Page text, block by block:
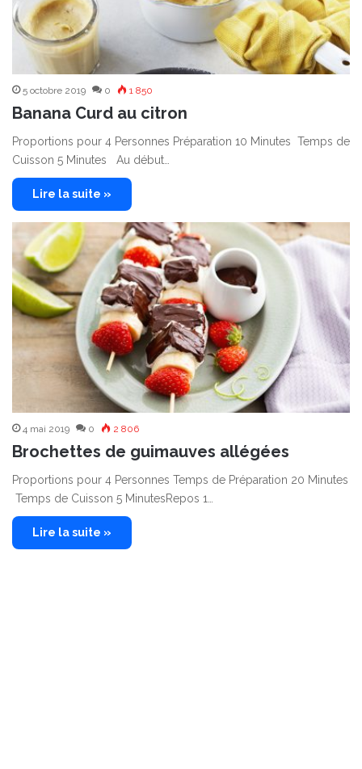
5 octobre 2019 0 1 850
Banana Curd au citron
Proportions pour 4 Personnes Préparation 10 Minutes Temps de
Cuisson 5 Minutes Au début…
Lire la suite »
4 mai 2019 0 2 806
Brochettes de guimauves allégées
Proportions pour 4 Personnes Temps de Préparation 20 Minutes
Temps de Cuisson 5 MinutesRepos 1…
Lire la suite »